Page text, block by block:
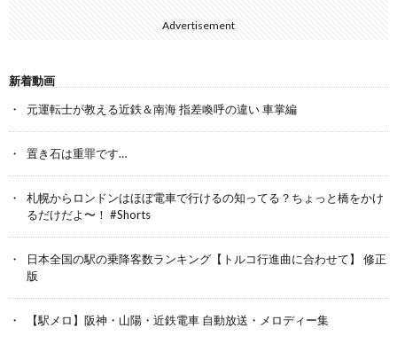
Advertisement
新着動画
元運転士が教える近鉄＆南海 指差喚呼の違い 車掌編
置き石は重罪です…
札幌からロンドンはほぼ電車で行けるの知ってる？ちょっと橋をかけ
るだけだよ〜！ #Shorts
日本全国の駅の乗降客数ランキング【トルコ行進曲に合わせて】 修正
版
【駅メロ】阪神・山陽・近鉄電車 自動放送・メロディー集